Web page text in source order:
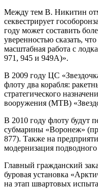
Между тем В. Никитин
секвестрирует
году может составить
уверенностью сказать,
масштабная работа с
971, 945 и 949А)».
В 2009 году ЦС
флоту два корабля:
стратегического
вооружения (МТВ)
В 2010 году флоту будут
субмарины «Воронеж»
877). Также на
модернизация
Главный гражданский
буровая установка
на этап швартовых